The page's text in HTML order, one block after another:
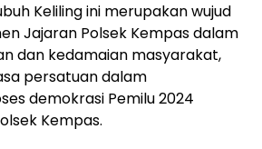
Keliling ini merupakan wujud
Jajaran Polsek Kempas dalam
dan kedamaian masyarakat,
persatuan dalam
demokrasi Pemilu 2024
Kempas.